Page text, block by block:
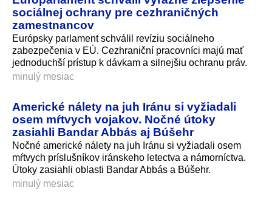
sociálnej ochrany pre cezhraničných
zamestnancov
Európsky parlament schválil revíziu sociálneho
zabezpečenia v EÚ. Cezhraniční pracovníci majú mať
jednoduchší prístup k dávkam a silnejšiu ochranu práv.
minulý mesiac
Americké nálety na juh Iránu si vyžiadali
osem mŕtvych vojakov. Nočné útoky
zasiahli Bandar Abbás aj Búšehr
Nočné americké nálety na juh Iránu si vyžiadali osem
mŕtvych príslušníkov iránskeho letectva a námorníctva.
Útoky zasiahli oblasti Bandar Abbás a Búšehr.
minulý mesiac